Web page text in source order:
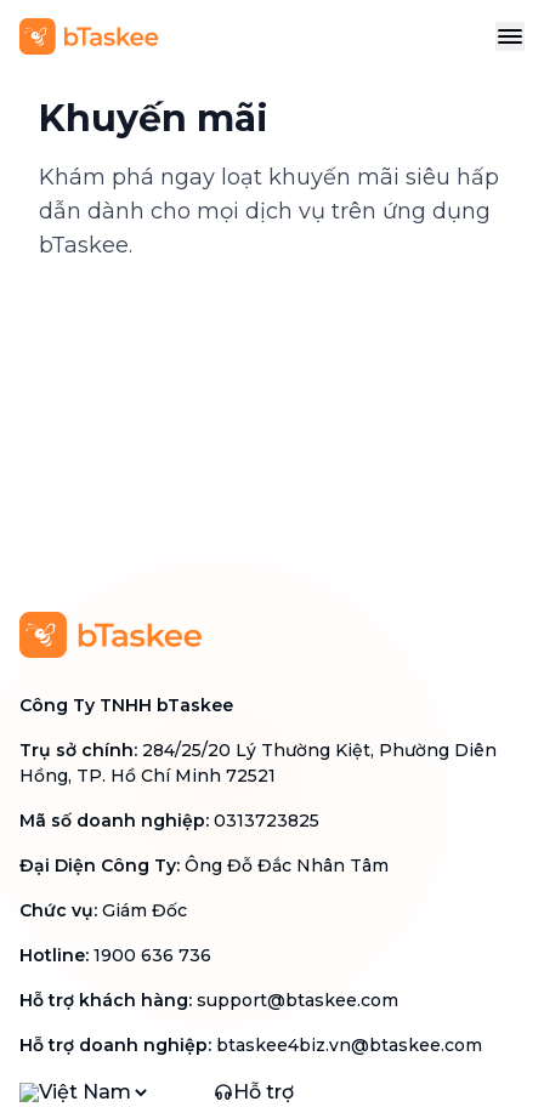
Khuyến mãi
Khám phá ngay loạt khuyến mãi siêu hấp
dẫn dành cho mọi dịch vụ trên ứng dụng
bTaskee.
Công Ty TNHH bTaskee
Trụ sở chính: 284/25/20 Lý Thường Kiệt, Phường Diên
Hồng, TP. Hồ Chí Minh 72521
Mã số doanh nghiệp: 0313723825
Đại Diện Công Ty: Ông Đỗ Đắc Nhân Tâm
Chức vụ: Giám Đốc
Hotline: 1900 636 736
Hỗ trợ khách hàng: support@btaskee.com
Hỗ trợ doanh nghiệp: btaskee4biz.vn@btaskee.com
Việt Nam Hỗ trợ